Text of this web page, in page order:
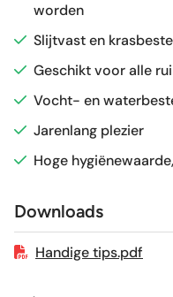
Gerectificeerd
Vorstbestendig
Sortering
Craquelé
Geschikt voor
worden
Slijtvast en
Geschikt voor alle
Vocht- en
Jarenlang plezier
Hoge
Downloads
Handige tips.pdf